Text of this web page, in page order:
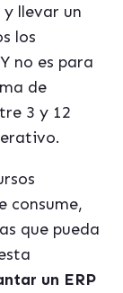
llevar un
los
no es para
de
3 y 12
consume,
que pueda
un ERP